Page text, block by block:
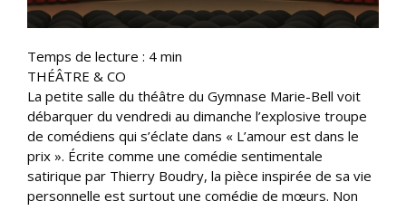
Temps de lecture : 4 min
THÉÂTRE & CO
La petite salle du théâtre du Gymnase Marie-Bell voit
débarquer du vendredi au dimanche l’explosive troupe
de comédiens qui s’éclate dans « L’amour est dans le
prix ». Écrite comme une comédie sentimentale
satirique par Thierry Boudry, la pièce inspirée de sa vie
personnelle est surtout une comédie de mœurs. Non